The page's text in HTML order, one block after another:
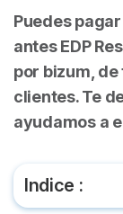
Puedes
antes EDP
por bizum,
clientes. Te
ayudamos a
Indice :